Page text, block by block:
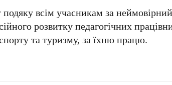
всім учасникам за
розвитку педагогічних
та туризму, за їхню працю.